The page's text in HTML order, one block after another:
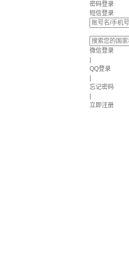
密码登录
短信登录
微信登录
QQ登录
忘记密码
立即注册